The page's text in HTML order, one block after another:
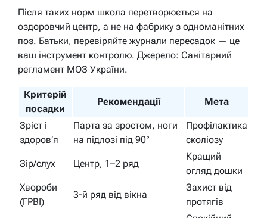
Після таких норм школа перетворюється на
оздоровчий центр, а не на фабрику з одноманітних
поз. Батьки, перевіряйте журнали пересадок — це
ваш інструмент контролю. Джерело: Санітарний
регламент МОЗ України.
Критерій
посадки
Рекомендації Мета
Зріст і
здоров’я
Парта за зростом, ноги
на підлозі під 90°
Профілактика
сколіозу
Зір/слух Центр, 1–2 ряд
Кращий
огляд дошки
Хвороби
(ГРВІ)
3-й ряд від вікна
Захист від
протягів